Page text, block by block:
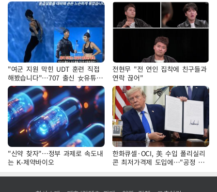
"여군 지원 막힌 UDT 훈련 직접
해봤습니다"…707 출신 女유튜버
'완벽 소화'
전현무 "전 연인 집착에 친구들과
연락 끊어"
"신약 찾자"…정부 과제로 속도내
는 K-제약바이오
한화큐셀·OCI, 美 수입 폴리실리
콘 최저가격제 도입에…"공정 경
쟁·수익성 개선 환영"